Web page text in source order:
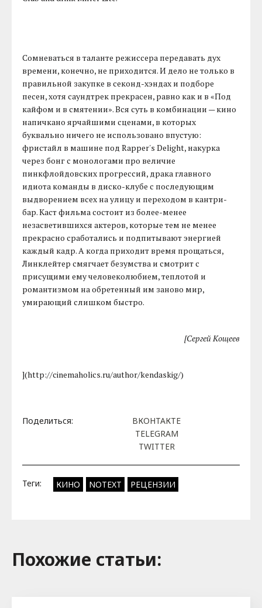
Сомневаться в таланте режиссера передавать дух
времени, конечно, не приходится. И дело не только в
правильной закупке в секонд-хэндах и подборе
песен, хотя саундтрек прекрасен, равно как и в «Под
кайфом и в смятении». Вся суть в комбинации — кино
напичкано ярчайшими сценами, в которых
буквально ничего не использовано впустую:
фристайл в машине под Rapper's Delight, накурка
через бонг с монологами про величие
пинкфлойдовских прогрессий, драка главного
идиота команды в диско-клубе с последующим
выдворением всех на улицу и переходом в кантри-
бар. Каст фильма состоит из более-менее
незасветившихся актеров, которые тем не менее
прекрасно сработались и подпитывают энергией
каждый кадр. А когда приходит время прощаться,
Линклейтер смягчает безумства и смотрит с
присущими ему человеколюбием, теплотой и
романтизмом на обретенный им заново мир,
умирающий слишком быстро.
[Сергей Кощеев
](http://cinemaholics.ru/author/kendaskig/)
Поделиться:
ВКОНТАКТЕ
TELEGRAM
TWITTER
Теги: КИНО NOTEXT РЕЦЕНЗИИ
Похожие cтатьи: